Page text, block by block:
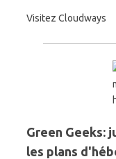
Visitez Cloudways
Green Geeks:
les plans